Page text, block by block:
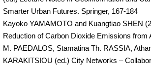
Smarter Urban Futures. Springer, 167-184
Kayoko YAMAMOTO and Kuangtiao SHEN
Reduction of Carbon Dioxide Emissions from
M. PAEDALOS, Stamatina Th. RASSIA,
KARAKITSIOU (ed.) City Networks –